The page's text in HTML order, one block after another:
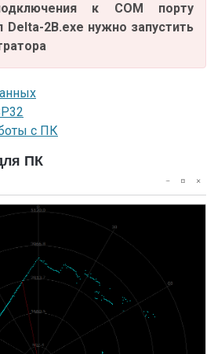
к COM порту
2B.exe нужно запустить
с ПК
ПК